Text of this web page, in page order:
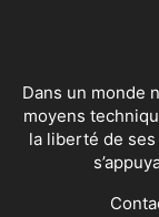
Dans un monde
moyens
la liberté de